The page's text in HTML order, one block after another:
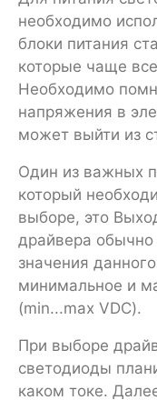
необходимо
блоки питания
которые чаще
Необходимо
напряжения в
может выйти из
Один из важных
который
выборе, это
драйвера обычно
значения
минимальное и
(min...max VDC).
При выборе
светодиоды
каком токе.